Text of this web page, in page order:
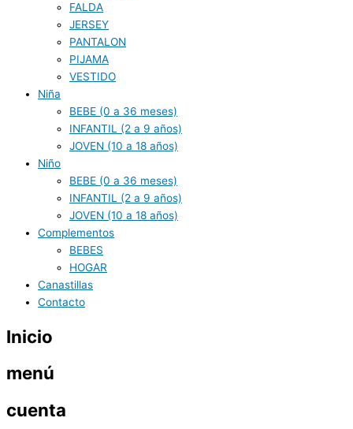
FALDA
JERSEY
PANTALON
PIJAMA
VESTIDO
Niña
BEBE (0 a 36 meses)
INFANTIL (2 a 9 años)
JOVEN (10 a 18 años)
Niño
BEBE (0 a 36 meses)
INFANTIL (2 a 9 años)
JOVEN (10 a 18 años)
Complementos
BEBES
HOGAR
Canastillas
Contacto
Inicio
menú
cuenta